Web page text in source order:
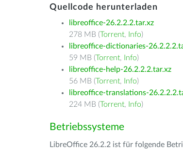
Quellcode herunterladen
libreoffice-26.2.2.2.tar.xz
278 MB (Torrent, Info)
libreoffice-dictionaries-
59 MB (Torrent, Info)
libreoffice-help-26.2.2.2.tar.xz
56 MB (Torrent, Info)
libreoffice-translations-
224 MB (Torrent, Info)
Betriebssysteme
LibreOffice 26.2.2 ist für folgende